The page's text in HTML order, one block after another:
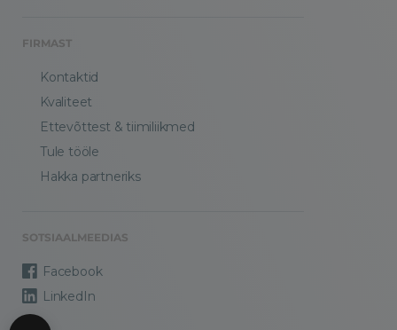
FIRMAST
Kontaktid
Kvaliteet
Ettevõttest & tiimiliikmed
Tule tööle
Hakka partneriks
SOTSIAALMEEDIAS
Facebook
LinkedIn